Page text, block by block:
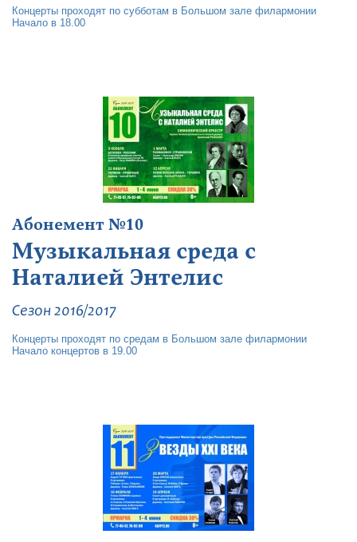
Концерты проходят по субботам в Большом зале филармонии
Начало в 18.00
Абонемент №10
Музыкальная среда с
Наталией Энтелис
Сезон 2016/2017
Концерты проходят по средам в Большом зале филармонии
Начало концертов в 19.00